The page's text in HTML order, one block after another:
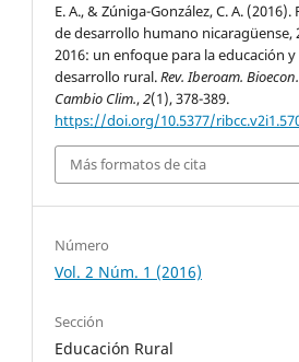
E. A., & Zúniga-González, C. A. (2016).
de desarrollo humano nicaragüense,
2016: un enfoque para la educación y
desarrollo rural.Rev. Iberoam. Bioecon.
Cambio Clim.,2(1), 378-389.
https://doi.org/10.5377/
Más formatos de cita
Número
Vol. 2 Núm. 1 (2016)
Sección
Educación Rural